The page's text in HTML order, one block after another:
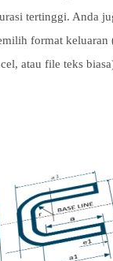
tertinggi. Anda
format keluaran
atau file teks